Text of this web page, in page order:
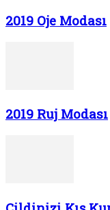
2019 Oje Modası
2019 Ruj Modası